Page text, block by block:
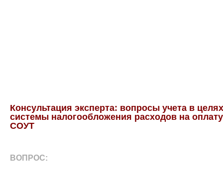
Консультация эксперта: вопросы учета в
системы налогообложения расходов на
СОУТ
ВОПРОС: